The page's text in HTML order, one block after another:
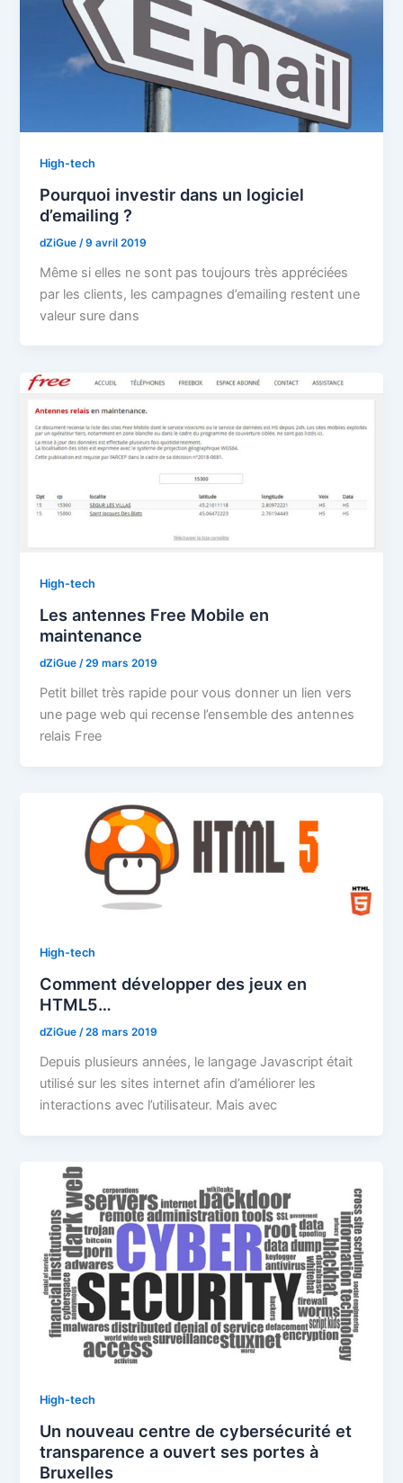
High-tech
Pourquoi investir dans un logiciel
d’emailing ?
dZiGue /9 avril 2019
Même si elles ne sont pas toujours très appréciées
par les clients, les campagnes d’emailing restent une
valeur sure dans
High-tech
Les antennes Free Mobile en
maintenance
dZiGue/29 mars 2019
Petit billet très rapide pour vous donner un lien vers
une page web qui recense l’ensemble des antennes
relais Free
High-tech
Comment développer des jeux en
HTML5…
dZiGue/28 mars 2019
Depuis plusieurs années, le langage Javascript était
utilisé sur les sites internet afin d’améliorer les
interactions avec l’utilisateur. Mais avec
High-tech
Un nouveau centre de cybersécurité et
transparence a ouvert ses portes à
Bruxelles